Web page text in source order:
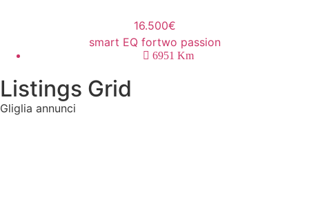
16.500€
smart EQ fortwo passion
6951 Km
Listings Grid
Gliglia annunci